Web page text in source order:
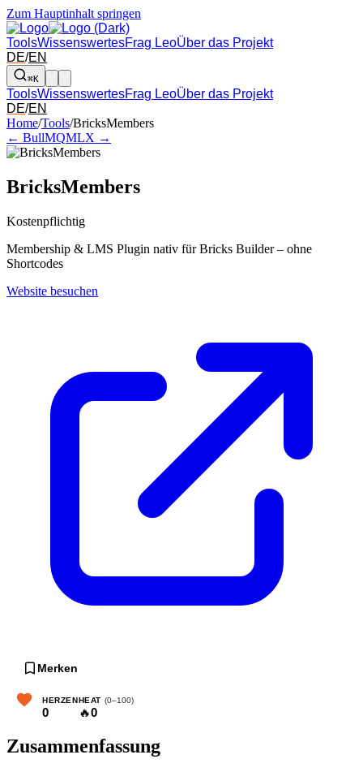
Zum Hauptinhalt springen
ToolsWissenswertesFrag LeoÜber das Projekt
DE/EN
⌘K
ToolsWissenswertesFrag LeoÜber das Projekt
DE/EN
Pfeil links und rechts: zum benachbarten Tool in der Übersicht
Home/Tools/BricksMembers
← BullMQMLX →
BricksMembers
Kostenpflichtig
Membership & LMS Plugin nativ für Bricks Builder – ohne
Shortcodes
Website besuchen
Merken
HERZEN
0
HEAT (0–100)
🔥0
Zusammenfassung